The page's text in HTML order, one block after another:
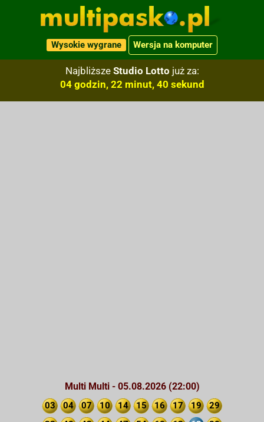
Wysokie wygrane Wersja na komputer
Najbliższe Studio Lotto już za:
04 godzin, 22 minut, 39 sekund
Multi Multi - 05.08.2026 (22:00)
03 04 07 10 14 15 16 17 19
29